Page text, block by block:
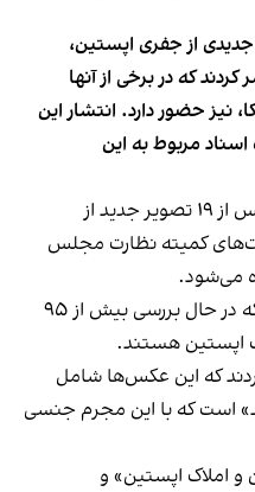
جدیدی از جفری اپستین،
که در برخی از آنها
نیز حضور دارد. انتشار این
مربوط به این
به گزارش رویترز، ترامپ در سه عکس از ۱۹ تصویر جدید از
کمیته نظارت مجلس
می‌شود.
این نمایندگان در بیانیه‌ای گفتند که در حال بررسی بیش از ۹۵
اپستین هستند.
که این عکس‌ها شامل
است که با این مجرم جنسی
و املاک اپستین» و